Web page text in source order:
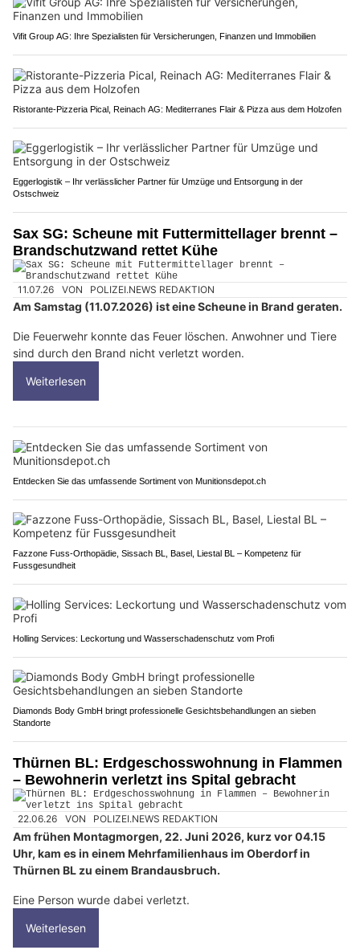
Vifit Group AG: Ihre Spezialisten für Versicherungen, Finanzen und Immobilien
Ristorante-Pizzeria Pical, Reinach AG: Mediterranes Flair & Pizza aus dem Holzofen
Eggerlogistik – Ihr verlässlicher Partner für Umzüge und Entsorgung in der
Ostschweiz
Sax SG: Scheune mit Futtermittellager brennt –
Brandschutzwand rettet Kühe
11.07.26 VON POLIZEI.NEWS REDAKTION
Am Samstag (11.07.2026) ist eine Scheune in Brand geraten.
Die Feuerwehr konnte das Feuer löschen. Anwohner und Tiere
sind durch den Brand nicht verletzt worden.
Weiterlesen
Entdecken Sie das umfassende Sortiment von Munitionsdepot.ch
Fazzone Fuss-Orthopädie, Sissach BL, Basel, Liestal BL – Kompetenz für
Fussgesundheit
Holling Services: Leckortung und Wasserschadenschutz vom Profi
Diamonds Body GmbH bringt professionelle Gesichtsbehandlungen an sieben
Standorte
Thürnen BL: Erdgeschosswohnung in Flammen
– Bewohnerin verletzt ins Spital gebracht
22.06.26 VON POLIZEI.NEWS REDAKTION
Am frühen Montagmorgen, 22. Juni 2026, kurz vor 04.15
Uhr, kam es in einem Mehrfamilienhaus im Oberdorf in
Thürnen BL zu einem Brandausbruch.
Eine Person wurde dabei verletzt.
Weiterlesen